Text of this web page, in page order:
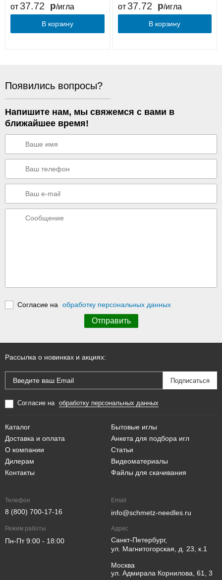
от 37.72 /игла
В корзину
от 37.72 /игла
В корзину
Появились вопросы?
Напишите нам, мы свяжемся с вами в
ближайшее время!
Согласие на обработку персональных данных
Рассылка о новинках и акциях:
Согласие на обработку персональных данных
Каталог
Доставка и оплата
О компании
Дилерам
Контакты
Бытовые иглы
Анкета для подбора игл
Статьи
Видеоматериалы
Файлы для скачивания
Телефон
8 (800) 700-17-16
Email
info@schmetz-needles.ru
Режим работы
Пн-Пт 9:00 - 18:00
Адрес
Санкт-Петербург,
ул. Магнитогорская, д. 23, к.1
Москва
ул. Адмирала Корнилова, 61, 3